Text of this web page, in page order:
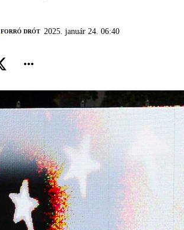
FORRÓ DRÓT 2025. január 24. 06:40